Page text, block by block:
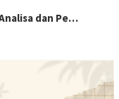
dan Pe…